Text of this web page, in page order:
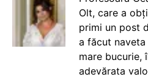
Olt, care a
primi un post
a făcut naveta
mare bucurie,
adevărata